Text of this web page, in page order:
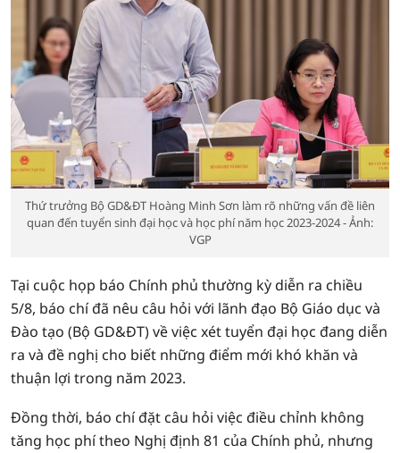
Thứ trưởng Bộ GD&ĐT Hoàng Minh Sơn làm rõ những vấn đề liên
quan đến tuyển sinh đại học và học phí năm học 2023-2024 - Ảnh:
VGP
Tại cuộc họp báo Chính phủ thường kỳ diễn ra chiều
5/8, báo chí đã nêu câu hỏi với lãnh đạo Bộ Giáo dục và
Đào tạo (Bộ GD&ĐT) về việc xét tuyển đại học đang diễn
ra và đề nghị cho biết những điểm mới khó khăn và
thuận lợi trong năm 2023.
Đồng thời, báo chí đặt câu hỏi việc điều chỉnh không
tăng học phí theo Nghị định 81 của Chính phủ, nhưng